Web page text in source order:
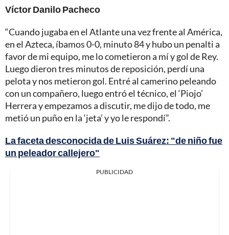
Víctor Danilo Pacheco
“Cuando jugaba en el Atlante una vez frente al América,
en el Azteca, íbamos 0-0, minuto 84 y hubo un penalti a
favor de mi equipo, me lo cometieron a mí y gol de Rey.
Luego dieron tres minutos de reposición, perdí una
pelota y nos metieron gol. Entré al camerino peleando
con un compañero, luego entró el técnico, el ‘Piojo’
Herrera y empezamos a discutir, me dijo de todo, me
metió un puño en la ‘jeta’ y yo le respondí”.
La faceta desconocida de Luis Suárez: "de niño fue
un peleador callejero"
PUBLICIDAD